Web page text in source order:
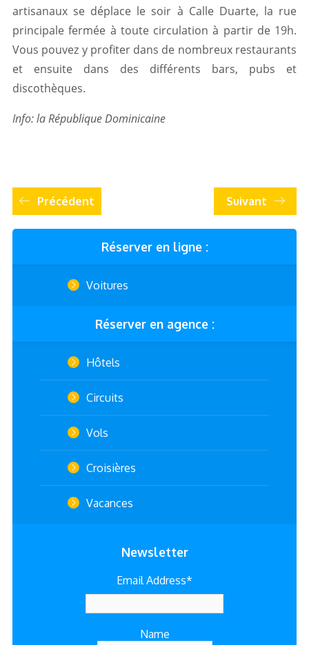
Réserver en ligne :
Voitures
Réserver en agence :
Hôtels
Circuits
Vols
Croisières
Vacances
Newsletter
Email Address*
Name
artisanaux se déplace le soir à Calle Duarte, la rue
principale fermée à toute circulation à partir de 19h.
Vous pouvez y profiter dans de nombreux restaurants
et ensuite dans des différents bars, pubs et
discothèques.
Info: la République Dominicaine
Précédent Suivant